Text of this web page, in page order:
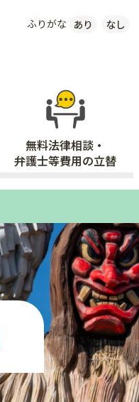
ふりがな あり なし
無料法律相談・
弁護士等費用の立替